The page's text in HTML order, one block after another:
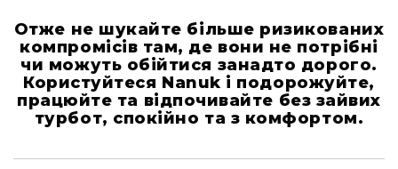
Процесори
та
кросовери
Сплітери,
суматори,
бокси
Отже не шукайте більше ризикованих
компромісів там, де вони не потрібні
чи можуть обійтися занадто дорого.
Користуйтеся Nanuk і подорожуйте,
працюйте та відпочивайте без зайвих
турбот, спокійно та з комфортом.